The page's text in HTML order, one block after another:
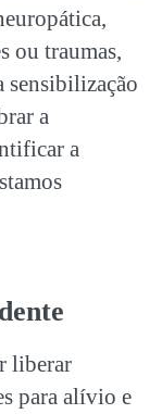
ou traumas,
sensibilização
a
a
liberar
para alívio e